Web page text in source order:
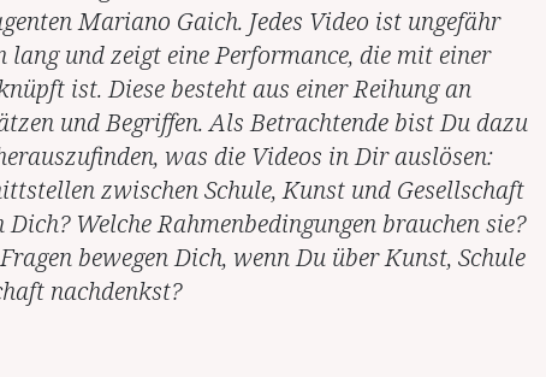
Mariano Gaich. Jedes Video ist ungefähr
lang und zeigt eine Performance, die mit einer
ist. Diese besteht aus einer Reihung an
und Begriffen. Als Betrachtende bist Du dazu
was die Videos in Dir auslösen:
zwischen Schule, Kunst und Gesellschaft
Dich? Welche Rahmenbedingungen brauchen sie?
bewegen Dich, wenn Du über Kunst, Schule
nachdenkst?